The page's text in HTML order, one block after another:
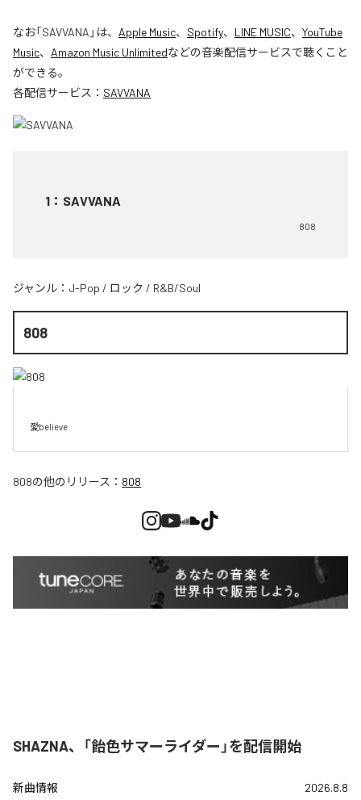
なお「SAVVANA 」は、 Apple Music、 Spotify、 LINE MUSIC、 YouTube
Music、 Amazon Music Unlimitedなどの音楽配信サービスで聴くこと
ができる。
各配信サービス： SAVVANA
1 ： SAVVANA
808
ジャンル： J-Pop / ロック / R&B/Soul
808
愛believe
808の他のリリース： 808
SHAZNA、「飴色サマーライダー」を配信開始
新曲情報 2026.8.8